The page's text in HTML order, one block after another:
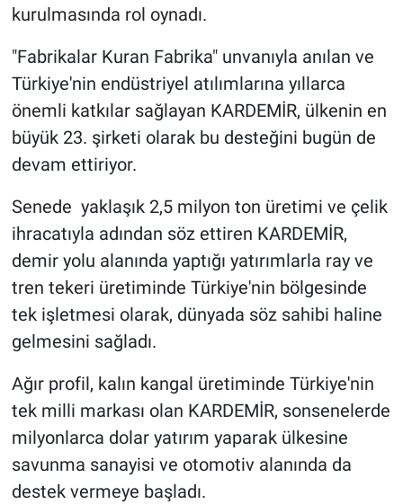
kurulmasında rol oynadı.
"Fabrikalar Kuran Fabrika" unvanıyla anılan ve
Türkiye'nin endüstriyel atılımlarına yıllarca
önemli katkılar sağlayan KARDEMİR, ülkenin en
büyük 23. şirketi olarak bu desteğini bugün de
devam ettiriyor.
Senede yaklaşık 2,5 milyon ton üretimi ve çelik
ihracatıyla adından söz ettiren KARDEMİR,
demir yolu alanında yaptığı yatırımlarla ray ve
tren tekeri üretiminde Türkiye'nin bölgesinde
tek işletmesi olarak, dünyada söz sahibi haline
gelmesini sağladı.
Ağır profil, kalın kangal üretiminde Türkiye'nin
tek milli markası olan KARDEMİR, sonsenelerde
milyonlarca dolar yatırım yaparak ülkesine
savunma sanayisi ve otomotiv alanında da
destek vermeye başladı.